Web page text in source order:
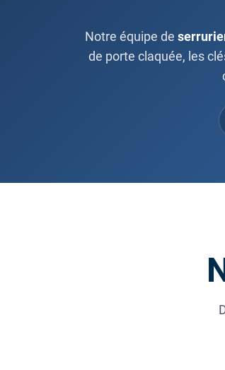
Notre équipe de
de porte claquée, les